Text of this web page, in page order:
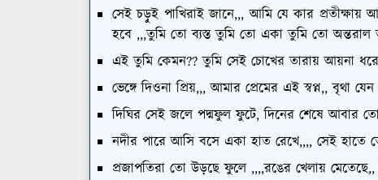
সেই চড়ুই পাখিরাই জানে,,, আমি যে কার প্রতীক্ষায়
হবে ,,,তুমি তো ব্যস্ত তুমি তো একা তুমি তো অন্তরাল
এই তুমি কেমন?? তুমি সেই চোখের তারায় আয়না
ভেঙ্গে দিওনা প্রিয়,,, আমার প্রেমের এই স্বপ্ন,, বৃথা
দিঘির সেই জলে পদ্মফুল ফুটে, দিনের শেষে আবার
নদীর পারে আসি বসে একা হাত রেখে,,,, সেই হাতে
প্রজাপতিরা তো উড়ছে ফুলে ,,,,রঙের খেলায়